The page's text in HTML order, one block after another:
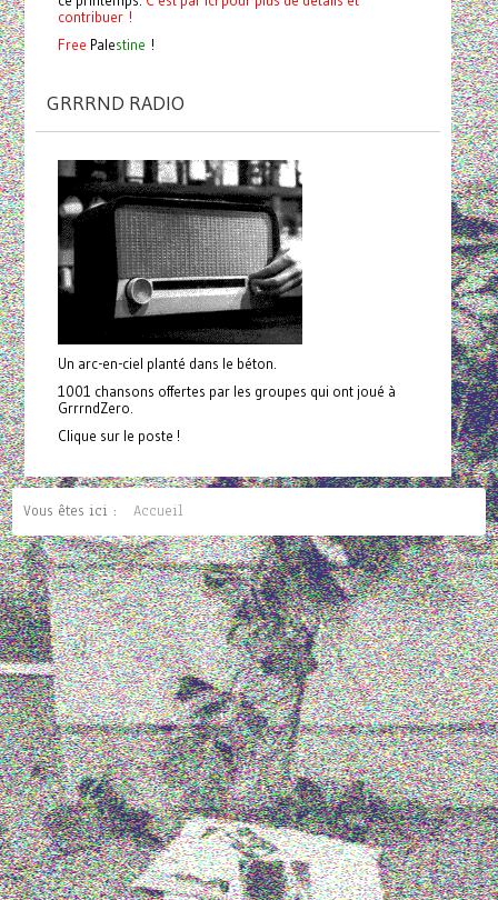
contribuer !
Free Palestine !
GRRRND RADIO
Un arc-en-ciel planté dans le béton.
1001 chansons offertes par les groupes qui ont joué à
GrrrndZero.
Clique sur le poste !
Vous êtes ici : Accueil